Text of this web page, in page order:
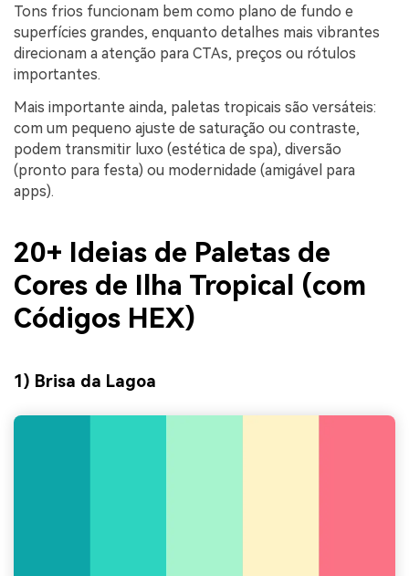
Tons frios funcionam bem como plano de fundo e
superfícies grandes, enquanto detalhes mais vibrantes
direcionam a atenção para CTAs, preços ou rótulos
importantes.
Mais importante ainda, paletas tropicais são versáteis:
com um pequeno ajuste de saturação ou contraste,
podem transmitir luxo (estética de spa), diversão
(pronto para festa) ou modernidade (amigável para
apps).
20+ Ideias de Paletas de
Cores de Ilha Tropical (com
Códigos HEX)
1) Brisa da Lagoa